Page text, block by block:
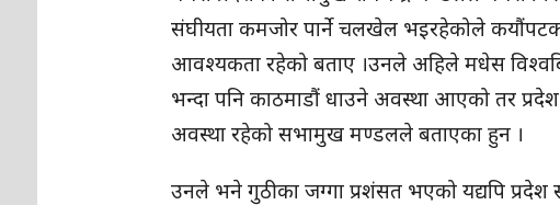
संघीयता कमजोर पार्ने चलखेल भइरहेकोले
आवश्यकता रहेको बताए ।उनले अहिले मधेस
भन्दा पनि काठमाडौं धाउने अवस्था आएको तर
अवस्था रहेको सभामुख मण्डलले बताएका हुन ।
उनले भने गुठीका जग्गा प्रशंसत भएको यद्यपि